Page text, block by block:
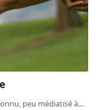
peu médiatisé à…